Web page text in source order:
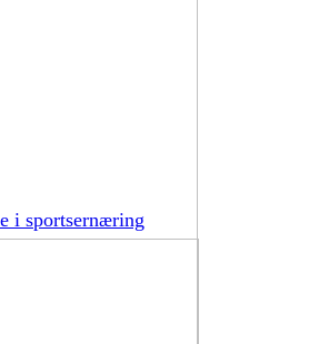
i sportsernæring